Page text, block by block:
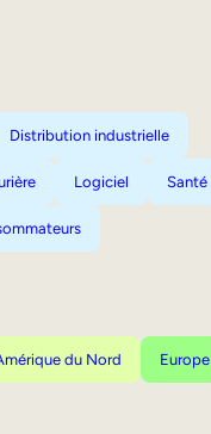
Distribution industrielle
Logiciel Santé
du Nord Europe